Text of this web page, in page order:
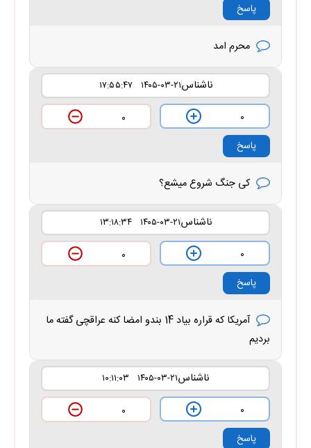
پاسخ
محرم امد
ناشناس۱۴۰۵-۰۳-۲۱ ۱۷:۵۵:۴۷
۰
۰
پاسخ
کی جنگ شروع میشع؟
ناشناس۱۴۰۵-۰۳-۲۱ ۱۳:۱۸:۳۴
۰
۰
پاسخ
آمریکا که قراره بیاد 14 بندو امضا کنه عراقچی گفته ما
بردیم
ناشناس۱۴۰۵-۰۳-۲۱ ۱۰:۱۱:۰۳
۰
۰
پاسخ